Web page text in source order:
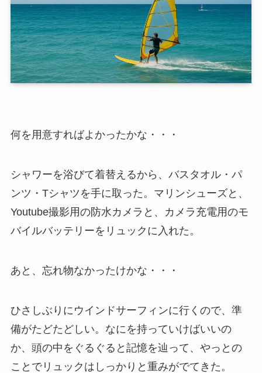
何を用意すればよかったかな・・・
シャワーを浴びて着替えるから、バスタオル・パ
ンツ・Tシャツを手に取った。マリンシューズと、
Youtube撮影用の防水カメラと、カメラ充電用のモ
バイルバッテリーをリュックに入れた。
あと、忘れ物なかったけかな・・・
ひさしぶりにウインドサーフィンに行くので、準
備がたどたどしい。なにを持っていけばいいの
か、頭の中をぐるぐると記憶を辿って、やっとの
ことでリュックはしっかりと重みがでてきた。